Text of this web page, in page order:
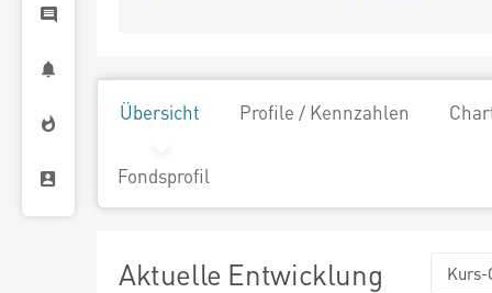
Übersicht Profile / Kennzahlen
Fondsprofil
Aktuelle Entwicklung Kurs-